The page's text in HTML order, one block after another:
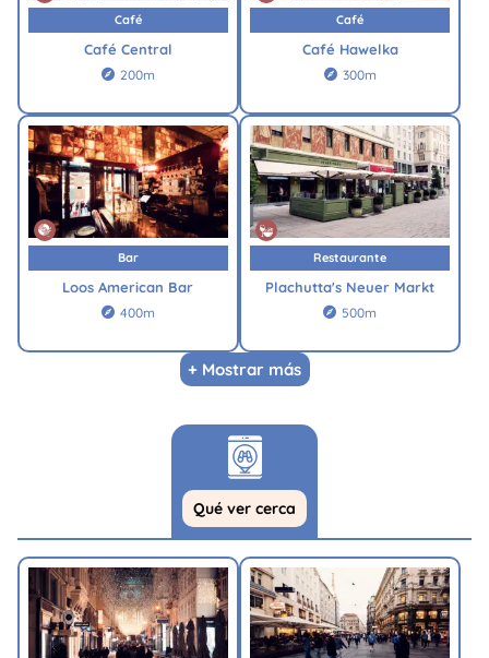
Café
Café Central
 200m
Café
Café Hawelka
 300m
Bar
Loos American Bar
 400m
Restaurante
Plachutta's Neuer Markt
 500m
+ Mostrar más
Qué ver cerca